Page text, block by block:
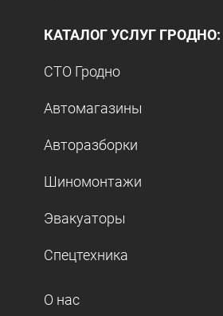
КАТАЛОГ УСЛУГ ГРОДНО:
СТО Гродно
Автомагазины
Авторазборки
Шиномонтажи
Эвакуаторы
Спецтехника
О нас